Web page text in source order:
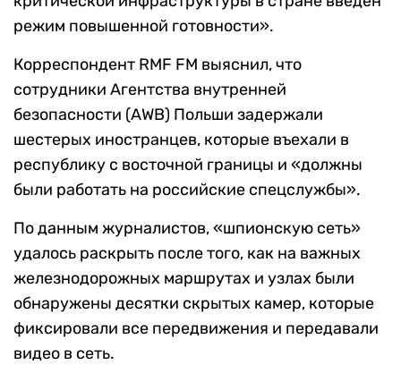
режим повышенной готовности».
Корреспондент RMF FM выяснил, что
сотрудники Агентства внутренней
безопасности (AWB) Польши задержали
шестерых иностранцев, которые въехали в
республику с восточной границы и «должны
были работать на российские спецслужбы».
По данным журналистов, «шпионскую сеть»
удалось раскрыть после того, как на важных
железнодорожных маршрутах и узлах были
обнаружены десятки скрытых камер, которые
фиксировали все передвижения и передавали
видео в сеть.